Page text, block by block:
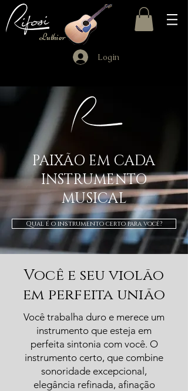
Luthier
Login
PAIXÃO EM CADA
INSTRUMENTO
MUSICAL
Qual é o instrumento certo para você?
Você e seu violão
em perfeita união
Você trabalha duro e merece um
instrumento que esteja em
perfeita sintonia com você. O
instrumento certo, que combine
sonoridade excepcional,
elegância refinada, afinação